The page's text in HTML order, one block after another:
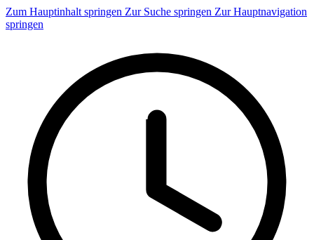
Zum Hauptinhalt springen Zur Suche springen Zur Hauptnavigation
springen